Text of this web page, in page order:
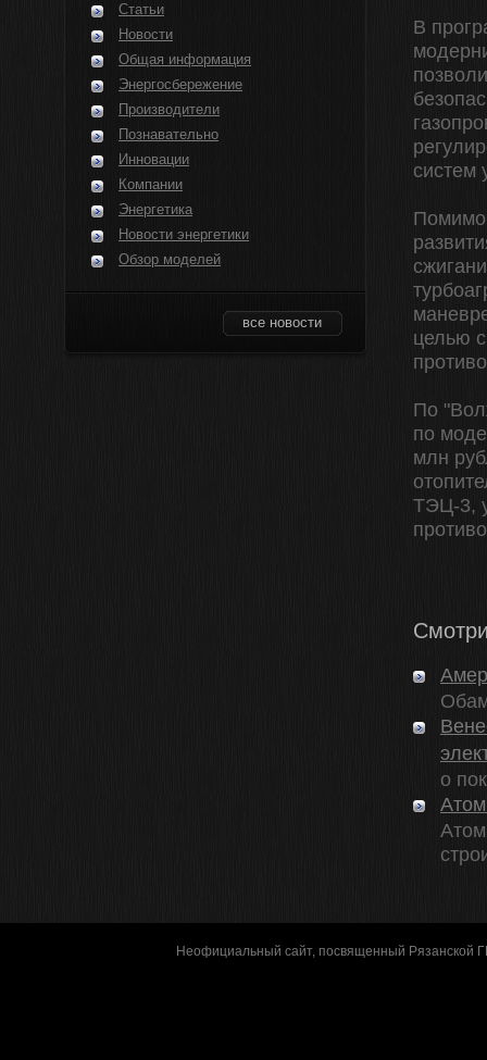
Статьи
Новости
Общая информация
Энергосбережение
Производители
Познавательно
Инновации
Компании
Энергетика
Новости энергетики
Обзор моделей
все новости
В
систем
Помимо
целью
По
по
млн
ТЭЦ-3,
о
Неофициальный сайт, посвященный